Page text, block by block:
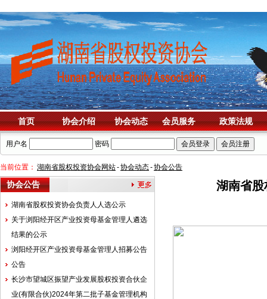
首页 协会介绍 协会动态 会员服务 政策法规
用户名 密码
当前位置： 湖南省股权投资协会网站-协会动态-协会公告
协会公告
湖南省股权投资协会负责人人选公示
关于浏阳经开区产业投资母基金管理人遴选
结果的公示
浏阳经开区产业投资母基金管理人招募公告
公告
长沙市望城区振望产业发展股权投资合伙企
业(有限合伙)2024年第二批子基金管理机构
湖南省